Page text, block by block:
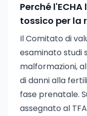
Perché
tossico per la
Il Comitato di
esaminato studi
malformazioni,
di danni alla
fase prenatale.
assegnato al